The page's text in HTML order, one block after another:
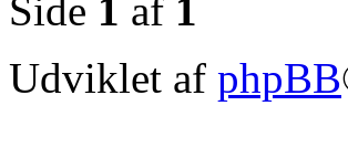
Side 1 af 1
Udviklet af phpBB